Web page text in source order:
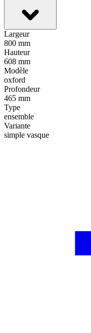
Largeur
800 mm
Hauteur
608 mm
Modèle
oxford
Profondeur
465 mm
Type
ensemble
Variante
simple vasque